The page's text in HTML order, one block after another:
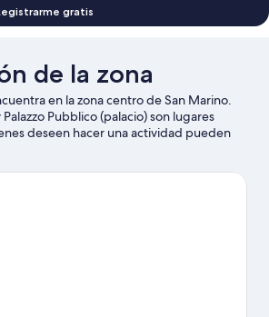
gratis
de la zona
en la zona centro de San Marino.
Pubblico (palacio) son lugares
deseen hacer una actividad pueden
¿Quieres asistir a un evento o
105. Si quieres disfrutar del aire libre,